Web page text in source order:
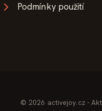
Podmínky použití
© 2026 activejoy.cz -